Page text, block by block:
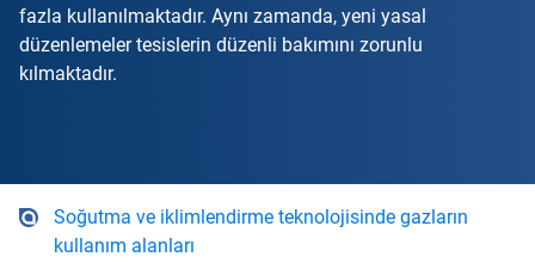
fazla kullanılmaktadır. Aynı zamanda, yeni yasal
düzenlemeler tesislerin düzenli bakımını zorunlu
kılmaktadır.
Soğutma ve iklimlendirme teknolojisinde gazların
kullanım alanları